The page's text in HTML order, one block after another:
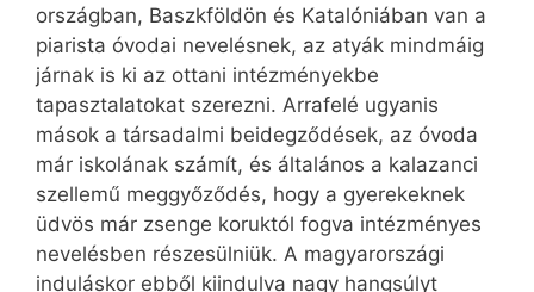
országban, Baszkföldön és Katalóniában van a
piarista óvodai nevelésnek, az atyák mindmáig
járnak is ki az ottani intézményekbe
tapasztalatokat szerezni. Arrafelé ugyan­is
mások a társadalmi beidegződések, az óvoda
már iskolának számít, és általános a kalazanci
szellemű meggyőződés, hogy a gyerekeknek
üdvös már zsenge koruktól fogva intézményes
nevelésben részesülniük. A magyarországi
induláskor ebből kiindulva nagy hangsúlyt